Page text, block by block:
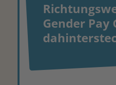
Gender Pay